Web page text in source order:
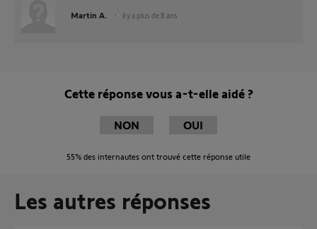
Martin A. il y a plus de 8 ans
Cette réponse vous a-t-elle aidé ?
NON OUI
55% des internautes ont trouvé cette réponse utile
Les autres réponses